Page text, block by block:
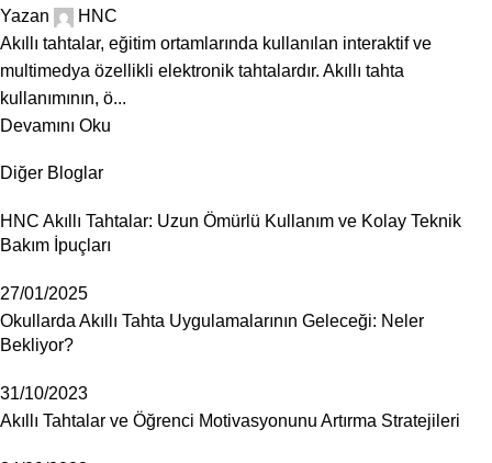
Yazan
HNC
Akıllı tahtalar, eğitim ortamlarında kullanılan interaktif ve
multimedya özellikli elektronik tahtalardır. Akıllı tahta
kullanımının, ö...
Devamını Oku
Diğer Bloglar
HNC Akıllı Tahtalar: Uzun Ömürlü Kullanım ve Kolay Teknik
Bakım İpuçları
27/01/2025
Okullarda Akıllı Tahta Uygulamalarının Geleceği: Neler
Bekliyor?
31/10/2023
Akıllı Tahtalar ve Öğrenci Motivasyonunu Artırma Stratejileri